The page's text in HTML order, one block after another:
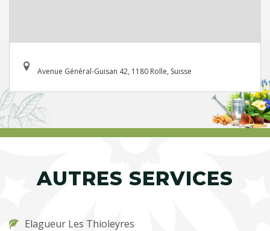
Avenue Général-Guisan 42, 1180 Rolle, Suisse
AUTRES SERVICES
Elagueur Les Thioleyres